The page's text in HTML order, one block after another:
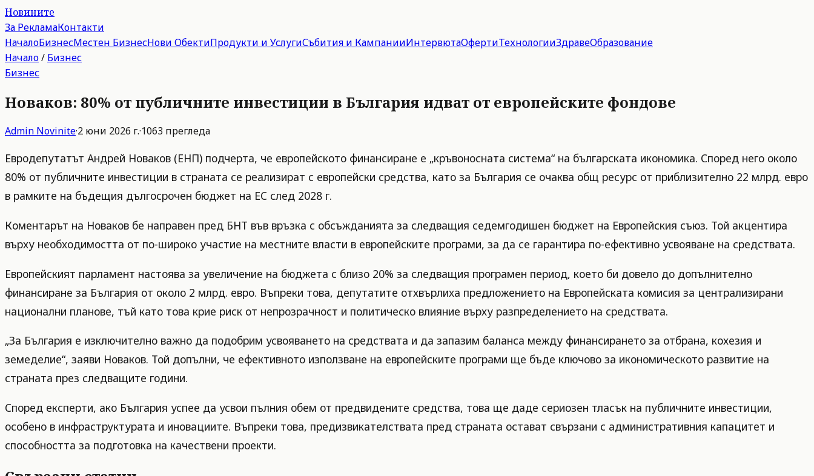
Новините
За РекламаКонтакти
НачалоБизнесМестен БизнесНови ОбектиПродукти и УслугиСъбития и КампанииИнтервютаОфертиТехнологииЗдравеОбразование
Начало/ Бизнес
Бизнес
Новаков: 80% от публичните инвестиции в България идват от европейските фондове
Admin Novinite·2 юни 2026 г.·1063 прегледа
Евродепутатът Андрей Новаков (ЕНП) подчерта, че европейското финансиране е „кръвоносната система“ на българската икономика. Според него около
80% от публичните инвестиции в страната се реализират с европейски средства, като за България се очаква общ ресурс от приблизително 22 млрд. евро
в рамките на бъдещия дългосрочен бюджет на ЕС след 2028 г.
Коментарът на Новаков бе направен пред БНТ във връзка с обсъжданията за следващия седемгодишен бюджет на Европейския съюз. Той акцентира
върху необходимостта от по-широко участие на местните власти в европейските програми, за да се гарантира по-ефективно усвояване на средствата.
Европейският парламент настоява за увеличение на бюджета с близо 20% за следващия програмен период, което би довело до допълнително
финансиране за България от около 2 млрд. евро. Въпреки това, депутатите отхвърлиха предложението на Европейската комисия за централизирани
национални планове, тъй като това крие риск от непрозрачност и политическо влияние върху разпределението на средствата.
„За България е изключително важно да подобрим усвояването на средствата и да запазим баланса между финансирането за отбрана, кохезия и
земеделие“, заяви Новаков. Той допълни, че ефективното използване на европейските програми ще бъде ключово за икономическото развитие на
страната през следващите години.
Според експерти, ако България успее да усвои пълния обем от предвидените средства, това ще даде сериозен тласък на публичните инвестиции,
особено в инфраструктурата и иновациите. Въпреки това, предизвикателствата пред страната остават свързани с административния капацитет и
способността за подготовка на качествени проекти.